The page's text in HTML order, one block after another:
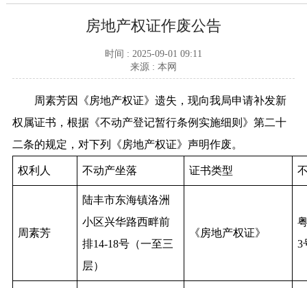
房地产权证作废公告
时间 : 2025-09-01 09:11
来源 : 本网
周素芳因《房地产权证》遗失，现向我局申请补发新
权属证书，根据《不动产登记暂行条例实施细则》第二十
二条的规定，对下列《房地产权证》声明作废。
权利人 不动产坐落 证书类型
周素芳
陆丰市东海镇洛洲
小区兴华路西畔前
排14-18号（一至三
层）
《房地产权证》
3